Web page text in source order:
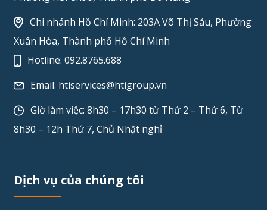
Chi nhánh Hồ Chí Minh: 203A Võ Thị Sáu, Phường
Xuân Hòa, Thành phố Hồ Chí Minh
Hotline:092.8765.688
Email: htiservices@htigroup.vn
Giờ làm việc: 8h30 – 17h30 từ Thứ 2 – Thứ 6, Từ
8h30 – 12h Thứ 7, Chủ Nhật nghỉ
Dịch vụ của chúng tôi